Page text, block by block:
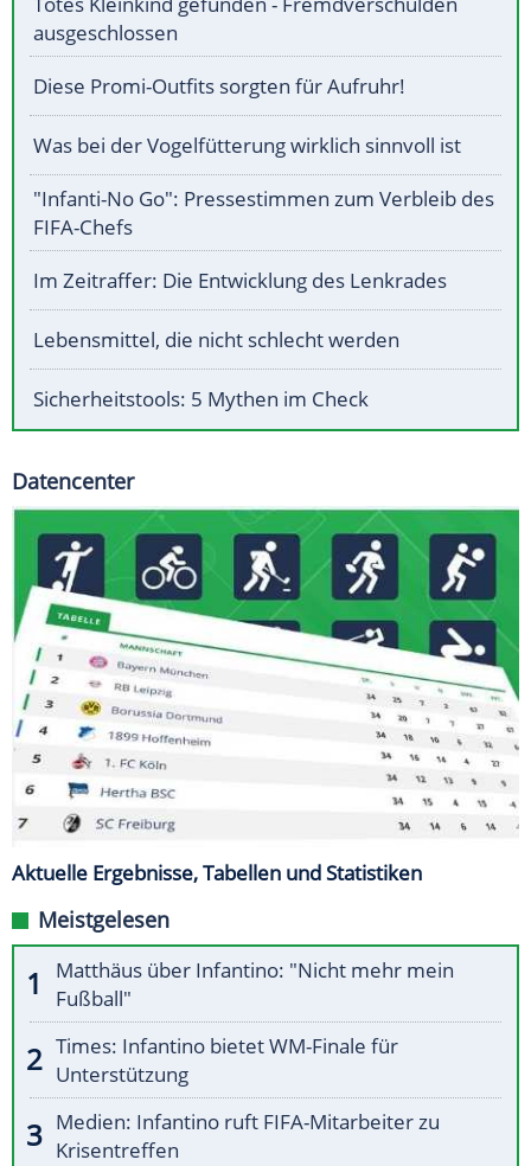
ausgeschlossen
Diese Promi-Outfits sorgten für Aufruhr!
Was bei der Vogelfütterung wirklich sinnvoll ist
"Infanti-No Go": Pressestimmen zum Verbleib des
FIFA-Chefs
Im Zeitraffer: Die Entwicklung des Lenkrades
Lebensmittel, die nicht schlecht werden
Sicherheitstools: 5 Mythen im Check
Datencenter
Aktuelle Ergebnisse, Tabellen und Statistiken
Meistgelesen
Matthäus über Infantino: "Nicht mehr mein
Fußball"
Times: Infantino bietet WM-Finale für
Unterstützung
Medien: Infantino ruft FIFA-Mitarbeiter zu
Krisentreffen